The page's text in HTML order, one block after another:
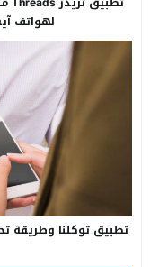
لهواتف
تطبيق توكلنا وطريقة